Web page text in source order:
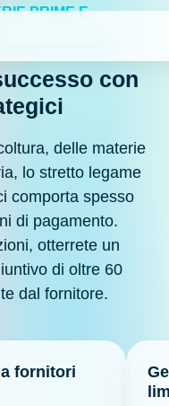
PRIME E
con
delle materie
lo stretto legame
comporta spesso
di pagamento.
otterrete un
di oltre 60
dal fornitore.
fornitori